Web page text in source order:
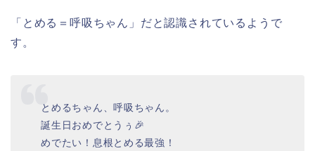
「とめる＝呼吸ちゃん」だと認識されているようで
す。
とめるちゃん、呼吸ちゃん。
誕生日おめでとうぅ🎉
めでたい！息根とめる最強！